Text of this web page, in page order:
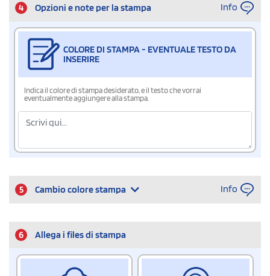
4 Opzioni e note per la stampa Info
COLORE DI STAMPA - EVENTUALE TESTO DA
INSERIRE
Indica il colore di stampa desiderato, e il testo che vorrai
eventualmente aggiungere alla stampa.
5 Cambio colore stampa Info
6 Allega i files di stampa